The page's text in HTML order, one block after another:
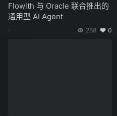
Flowith 与 Oracle 联合推出的
通用型 AI Agent
258 0